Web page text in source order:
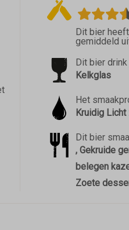
Dit bier
gemiddeld
Dit bier
Kelkglas
Het
Kruidig
Dit bier
, Gekruide
belegen
Zoete